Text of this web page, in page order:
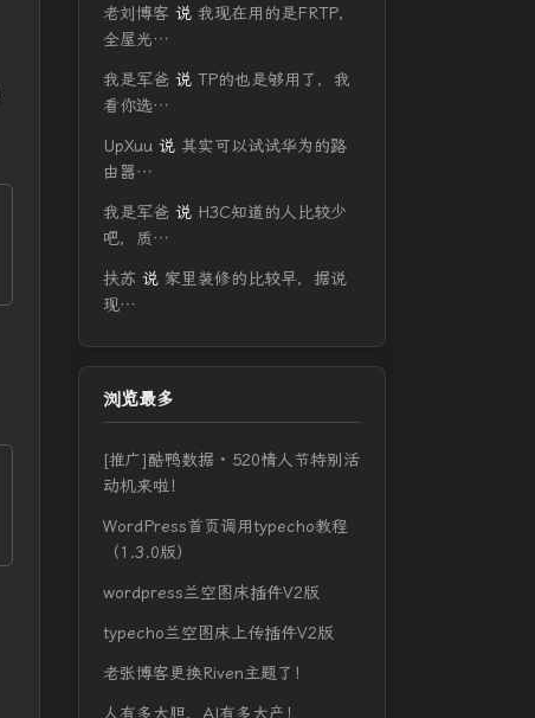
老刘博客 说 我现在用的是FRTP，
全屋光…
我是军爸 说 TP的也是够用了，我
看你选…
UpXuu 说 其实可以试试华为的路
由器…
我是军爸 说 H3C知道的人比较少
吧，质…
扶苏 说 家里装修的比较早，据说
现…
浏览最多
[推广]酷鸭数据 · 520情人节特别活
动机来啦！
WordPress首页调用typecho教程
（1.3.0版）
wordpress兰空图床插件V2版
typecho兰空图床上传插件V2版
老张博客更换Riven主题了！
人有多大胆，AI有多大产！